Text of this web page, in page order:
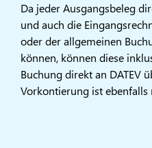
Da jeder Ausgangsbeleg
und auch die
oder der allgemeinen
können, können diese
Buchung direkt an DATEV
Vorkontierung ist ebenfalls